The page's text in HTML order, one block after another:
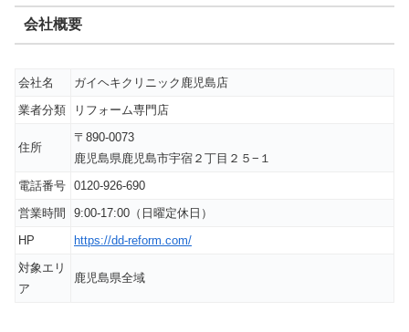
会社概要
会社名
ガイヘキクリニック鹿児島店
業者分類
リフォーム専門店
住所
〒890-0073
鹿児島県鹿児島市宇宿２丁目２５−１
電話番号 0120-926-690
営業時間
9:00-17:00（日曜定休日）
HP
https://dd-reform.com/
対象エリ
ア
鹿児島県全域